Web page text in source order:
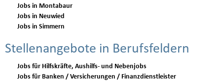
Jobs in Montabaur
Jobs in Neuwied
Jobs in Simmern
Stellenangebote in Berufsfeldern
Jobs für Hilfskräfte, Aushilfs- und Nebenjobs
Jobs für Banken / Versicherungen / Finanzdienstleister